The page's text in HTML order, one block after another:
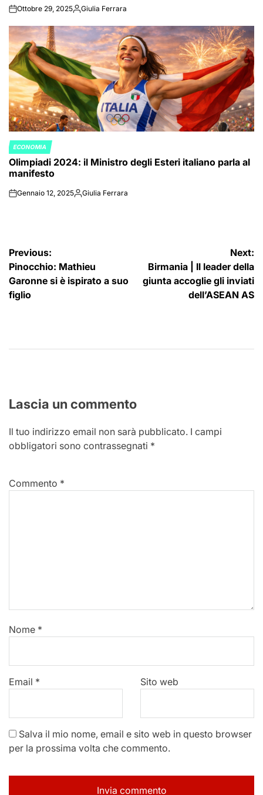
onOttobre 29, 2025Posted
Giulia Ferrara
POSTED
IN
ECONOMIA
Olimpiadi 2024: il Ministro degli Esteri italiano parla al
manifesto
onGennaio 12, 2025Posted
Giulia Ferrara
Navigazione
articoli
Previous:
Pinocchio: Mathieu
Garonne si è ispirato a suo
figlio
Next:
Birmania | Il leader della
giunta accoglie gli inviati
dell’ASEAN AS
Lascia un commento
Il tuo indirizzo email non sarà pubblicato. I campi
obbligatori sono contrassegnati *
Commento *
Nome *
Email * Sito web
Salva il mio nome, email e sito web in questo browser
per la prossima volta che commento.